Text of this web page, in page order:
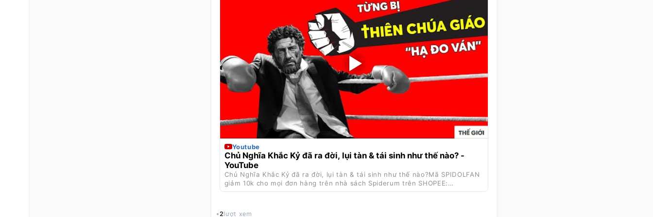
Youtube
Chủ Nghĩa Khắc Kỷ đã ra đời, lụi tàn & tái sinh như thế nào? -
YouTube
Chủ Nghĩa Khắc Kỷ đã ra đời, lụi tàn & tái sinh như thế nào?Mã SPIDOLFAN
giảm 10k cho mọi đơn hàng trên nhà sách Spiderum trên SHOPEE:
https://shope.ee/qHplg...
2lượt xem